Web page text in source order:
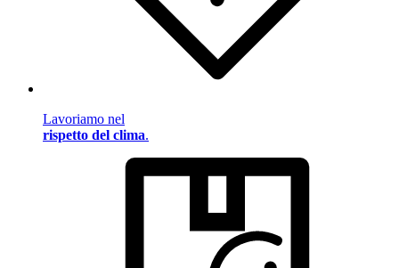
Lavoriamo nel
rispetto del clima.